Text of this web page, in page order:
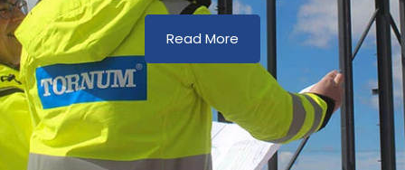
Read More